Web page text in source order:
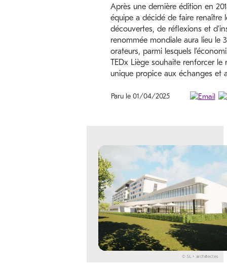
Après une dernière édition en
équipe a décidé de faire renaître
découvertes, de réflexions et
renommée mondiale aura lieu le
orateurs, parmi lesquels
TEDx Liège souhaite renforcer le
unique propice aux échanges et
Paru le 01/04/2025